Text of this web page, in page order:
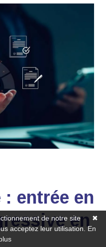
entrée en
en ✖
de notre site
acceptez leur utilisation.En